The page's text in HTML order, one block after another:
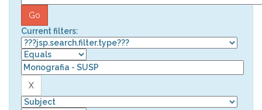
Current filters: